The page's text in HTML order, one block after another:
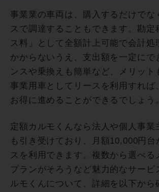
事業業の車両は、購入するだけでな
スで調達することもできます。勘定
ス料」として全額計上可能で会計処
かからないうえ、支出額を一定にで
ンスや乗換えも簡単など、メリット
事業用車としてリースを利用すれば
お得に進めることができるでしょう。
定額カルモくんなら法人や個人事業
も引き受けており、月額10,000円台
スを利用できます。複数から選べる
プランがそろうなど魅力的なサービ
ルモくんについて、詳細を以下から